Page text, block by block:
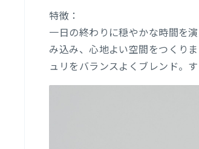
特徴：
一日の終わりに穏やかな時間を
み込み、心地よい空間をつくり
ュリをバランスよくブレンド。